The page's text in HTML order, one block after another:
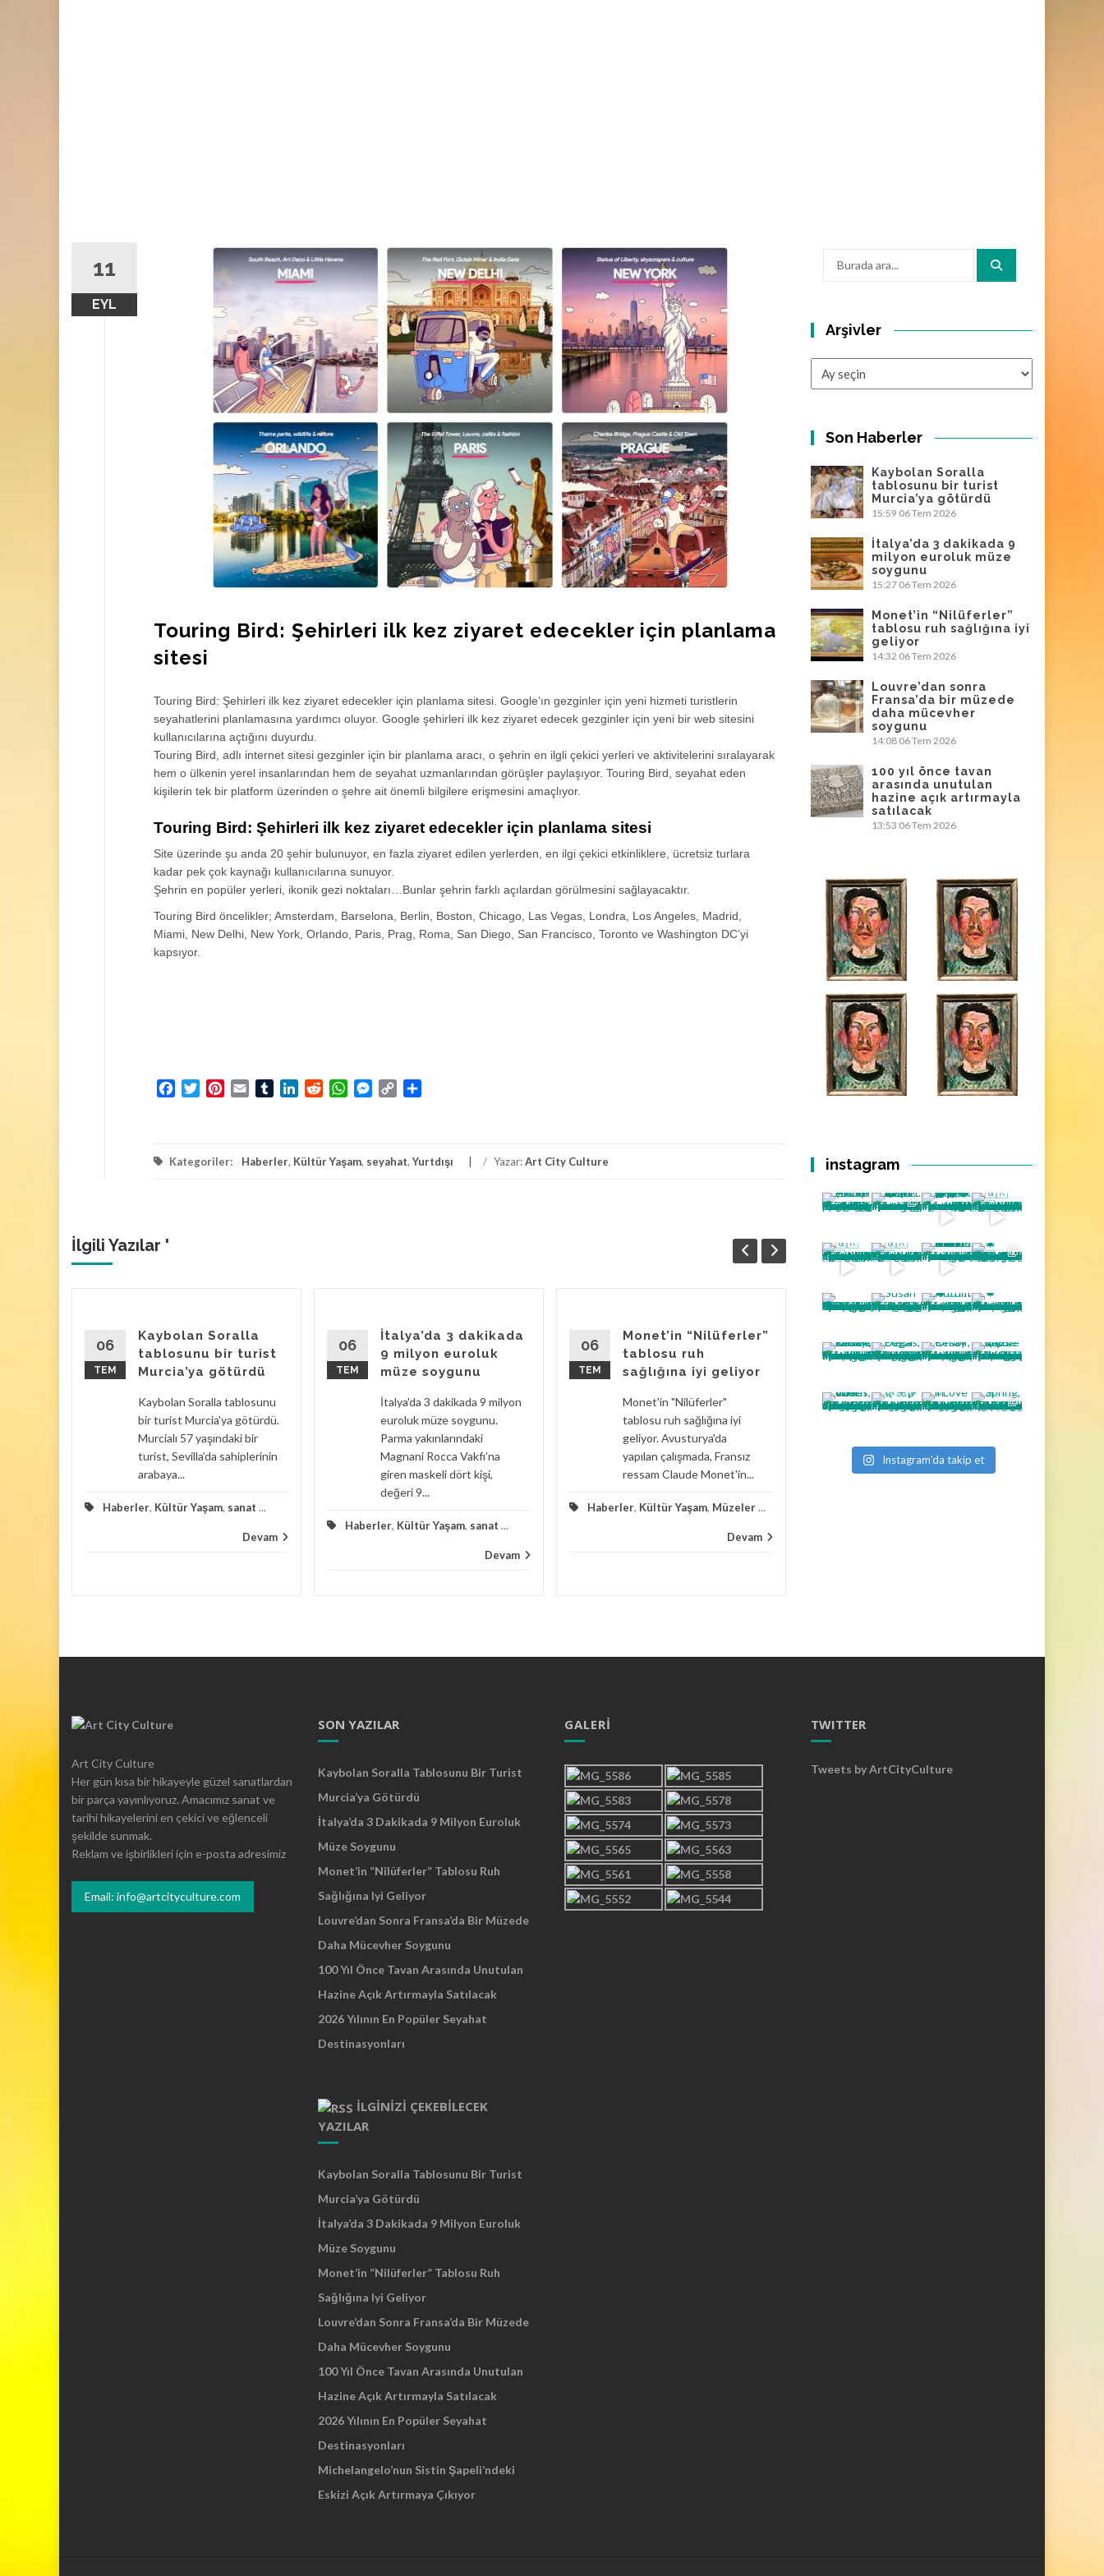
11
EYL
Touring Bird: Şehirleri ilk kez ziyaret edecekler için planlama
sitesi
Touring Bird: Şehirleri ilk kez ziyaret edecekler için planlama sitesi. Google’ın gezginler için yeni hizmeti turistlerin
seyahatlerini planlamasına yardımcı oluyor. Google şehirleri ilk kez ziyaret edecek gezginler için yeni bir web sitesini
kullanıcılarına açtığını duyurdu.
Touring Bird, adlı internet sitesi gezginler için bir planlama aracı, o şehrin en ilgli çekici yerleri ve aktivitelerini sıralayarak
hem o ülkenin yerel insanlarından hem de seyahat uzmanlarından görüşler paylaşıyor. Touring Bird, seyahat eden
kişilerin tek bir platform üzerinden o şehre ait önemli bilgilere erişmesini amaçlıyor.
Touring Bird: Şehirleri ilk kez ziyaret edecekler için planlama sitesi
Site üzerinde şu anda 20 şehir bulunuyor, en fazla ziyaret edilen yerlerden, en ilgi çekici etkinliklere, ücretsiz turlara
kadar pek çok kaynağı kullanıcılarına sunuyor.
Şehrin en popüler yerleri, ikonik gezi noktaları…Bunlar şehrin farklı açılardan görülmesini sağlayacaktır.
Touring Bird öncelikler; Amsterdam, Barselona, Berlin, Boston, Chicago, Las Vegas, Londra, Los Angeles, Madrid,
Miami, New Delhi, New York, Orlando, Paris, Prag, Roma, San Diego, San Francisco, Toronto ve Washington DC’yi
kapsıyor.
FacebookTwitterPinterest
Email TumblrLinkedInRedditWhatsApp
Messenger
Copy
Kategoriler: Haberler, Kültür Yaşam, seyahat,Yurtdışı / Yazar:Art City Culture
İlgili Yazılar '
06
TEM
Kaybolan Soralla
tablosunu bir turist
Murcia’ya götürdü
Kaybolan Soralla tablosunu
bir turist Murcia'ya götürdü.
Murcialı 57 yaşındaki bir
turist, Sevilla’da sahiplerinin
arabaya...
Haberler, Kültür Yaşam, sanat ...
Devam
06
TEM
İtalya’da 3 dakikada
9 milyon euroluk
müze soygunu
İtalya'da 3 dakikada 9 milyon
euroluk müze soygunu.
Parma yakınlarındaki
Magnani Rocca Vakfı’na
giren maskeli dört kişi,
değeri 9...
Haberler, Kültür Yaşam, sanat ...
Devam
06
TEM
Monet’in “Nilüferler”
tablosu ruh
sağlığına iyi geliyor
Monet'in "Nilüferler"
tablosu ruh sağlığına iyi
geliyor. Avusturya'da
yapılan çalışmada, Fransız
ressam Claude Monet'in...
Haberler, Kültür Yaşam, Müzeler...
Devam
TEM
Fransa’da bir
müzede daha
Louvre’dan sonra Fransa’da
üreticisi Lalique’in
Arşivler
Son Haberler
Kaybolan Soralla
tablosunu bir turist
Murcia’ya götürdü
15:59 06 Tem 2026
İtalya’da 3 dakikada 9
milyon euroluk müze
soygunu
15:27 06 Tem 2026
Monet’in “Nilüferler”
tablosu ruh sağlığına iyi
geliyor
14:32 06 Tem 2026
Louvre’dan sonra
Fransa’da bir müzede
daha mücevher
soygunu
14:08 06 Tem 2026
100 yıl önce tavan
arasında unutulan
hazine açık artırmayla
satılacak
13:53 06 Tem 2026
instagram
Instagram'da takip et
Art City Culture
Her gün kısa bir hikayeyle güzel sanatlardan
bir parça yayınlıyoruz. Amacımız sanat ve
tarihi hikayelerini en çekici ve eğlenceli
şekilde sunmak.
Reklam ve işbirlikleri için e-posta adresimiz
Email: info@artcityculture.com
SON YAZILAR
Kaybolan Soralla Tablosunu Bir Turist
Murcia’ya Götürdü
İtalya’da 3 Dakikada 9 Milyon Euroluk
Müze Soygunu
Monet’in “Nilüferler” Tablosu Ruh
Sağlığına Iyi Geliyor
Louvre’dan Sonra Fransa’da Bir Müzede
Daha Mücevher Soygunu
100 Yıl Önce Tavan Arasında Unutulan
Hazine Açık Artırmayla Satılacak
2026 Yılının En Popüler Seyahat
Destinasyonları
İLGINIZI ÇEKEBILECEK
YAZILAR
Kaybolan Soralla Tablosunu Bir Turist
Murcia’ya Götürdü
İtalya’da 3 Dakikada 9 Milyon Euroluk
Müze Soygunu
Monet’in “Nilüferler” Tablosu Ruh
Sağlığına Iyi Geliyor
Louvre’dan Sonra Fransa’da Bir Müzede
Daha Mücevher Soygunu
100 Yıl Önce Tavan Arasında Unutulan
Hazine Açık Artırmayla Satılacak
2026 Yılının En Popüler Seyahat
Destinasyonları
Michelangelo’nun Sistin Şapeli’ndeki
Eskizi Açık Artırmaya Çıkıyor
GALERI TWITTER
Tweets by ArtCityCulture